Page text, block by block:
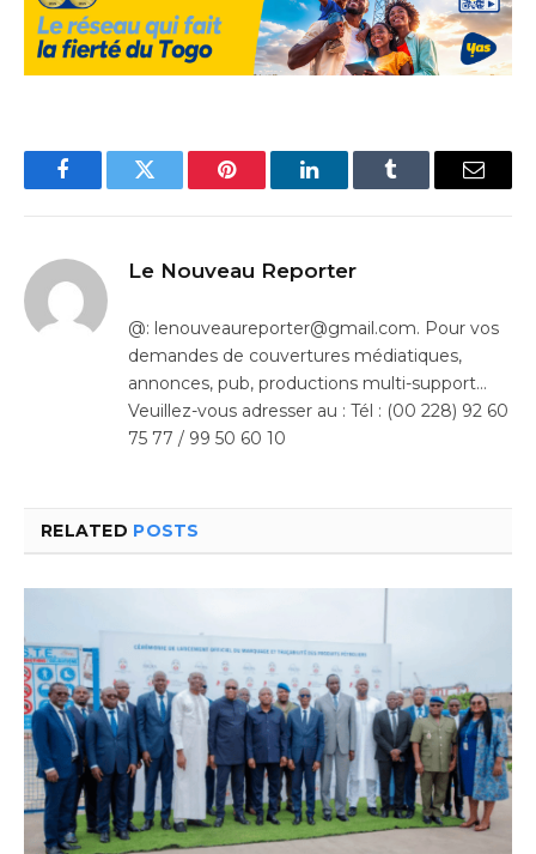
FacebookTwitter Pinterest LinkedInTumblr Email
Le Nouveau Reporter
@: lenouveaureporter@gmail.com. Pour vos
demandes de couvertures médiatiques,
annonces, pub, productions multi-support…
Veuillez-vous adresser au : Tél : (00 228) 92 60
75 77 / 99 50 60 10
RELATED POSTS